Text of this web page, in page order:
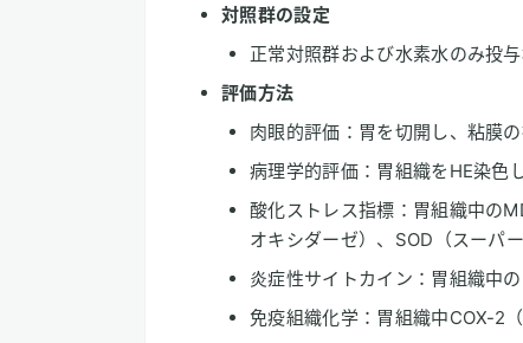
対照群の設定
正常対照群および水素水のみ投
評価方法
肉眼的評価：胃を切開し、粘膜
病理学的評価：胃組織をHE染色
酸化ストレス指標：胃組織中の
オキシダーゼ）、SOD（スーパ
炎症性サイトカイン：胃組織中
免疫組織化学：胃組織中COX-2